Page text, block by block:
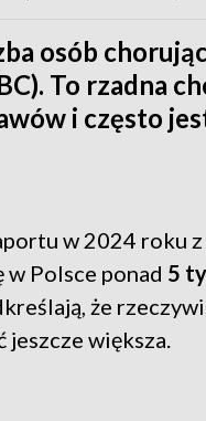
osób
To rzadna
i często
w 2024 roku z
w Polsce ponad 5
że
jeszcze większa.